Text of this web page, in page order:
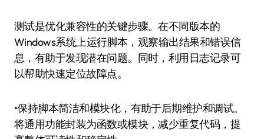
测试是优化兼容性的关键步骤。在不同版本的
Windows系统上运行脚本，观察输出结果和错误信
息，有助于发现潜在问题。同时，利用日志记录可
以帮助快速定位故障点。
•保持脚本简洁和模块化，有助于后期维护和调试。
将通用功能封装为函数或模块，减少重复代码，提